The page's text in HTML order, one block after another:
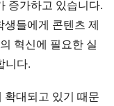
증가하고 있습니다.
들에게 콘텐츠 제
혁신에 필요한 실
니다.
대되고 있기 때문